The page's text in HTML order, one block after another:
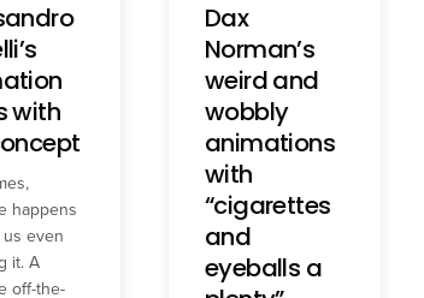
with
happens
even
it. A
off-the-
Dax
Norman’s
weird and
wobbly
animations
with
“cigarettes
and
eyeballs a